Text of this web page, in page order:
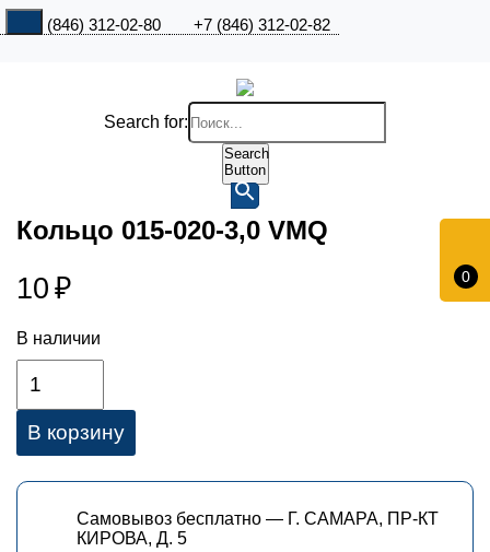
+7 (846) 312-02-80 +7 (846) 312-02-82
0
Search for:
Search
Button
Кольцо 015-020-3,0 VMQ
10 ₽
В наличии
В корзину
Самовывоз бесплатно — Г. САМАРА, ПР-КТ
КИРОВА, Д. 5